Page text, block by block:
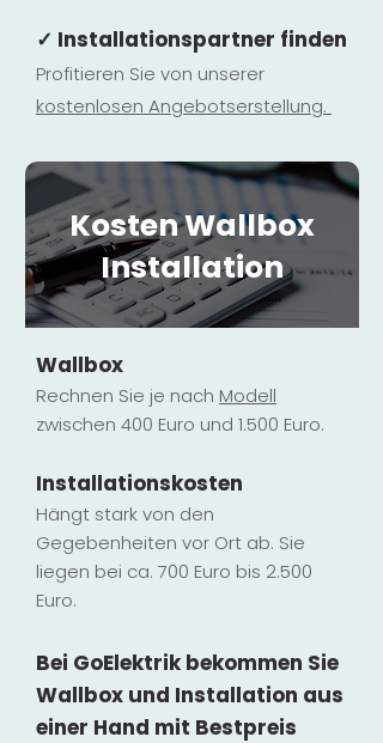
✓ Installationspartner finden
Profitieren Sie von unserer
kostenlosen Angebotserstellung.
Kosten Wallbox
Installation
Wallbox
Rechnen Sie je nach Modell
zwischen 400 Euro und 1.500 Euro.
Installationskosten
Hängt stark von den
Gegebenheiten vor Ort ab. Sie
liegen bei ca. 700 Euro bis 2.500
Euro.
Bei GoElektrik bekommen Sie
Wallbox und Installation aus
einer Hand mit Bestpreis